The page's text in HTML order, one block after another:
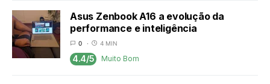
Asus Zenbook A16 a evolução da
performance e inteligência
0 4 MIN
4.4/5 Muito Bom